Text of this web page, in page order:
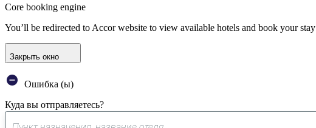
Core booking engine
You’ll be redirected to Accor website to view available hotels and book your stay
Закрыть окно
Ошибка (ы)
Куда вы отправляетесь?